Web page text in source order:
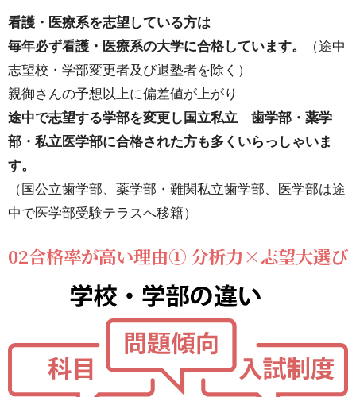
② 大
学と
過去
問分
析
04基
礎学
徹底
7.5.
目に2
人の
看護・医療系を志望している方は
毎年必ず看護・医療系の大学に合格しています。
（途中
志望校・学部変更者及び退塾者を除く）
親御さんの予想以上に偏差値が上がり
途中で志望する学部を変更し国立私立 歯学部・薬学
部・私立医学部に合格された方も多くいらっしゃいま
す。
（国公立歯学部、薬学部・難関私立歯学部、医学部は途
中で医学部受験テラスへ移籍）
02合格率が高い理由① 分析力×志望大選び